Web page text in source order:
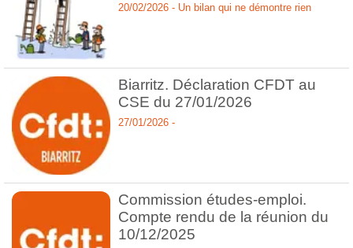
20/02/2026 - Un bilan qui ne démontre rien
Biarritz. Déclaration CFDT au
CSE du 27/01/2026
27/01/2026 -
Commission études-emploi.
Compte rendu de la réunion du
10/12/2025